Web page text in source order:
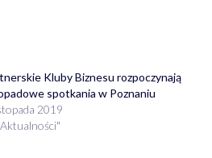
Kluby Biznesu rozpoczynają
spotkania w Poznaniu
2019